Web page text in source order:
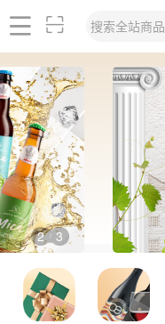
搜索全站商品
2 / 3